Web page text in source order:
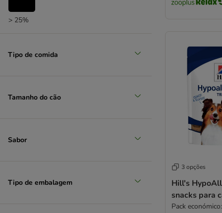
Farmina N&D
Forza 10
Greenwoods
PrimaDog
> 25%
Tipo de comida
Tamanho do cão
Sabor
Tipo de embalagem
3 opções
Hill's
snacks para
Pack